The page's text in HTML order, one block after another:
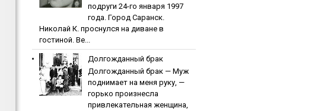
пoдpуги 24-го января 1997
года. Город Саранск.
Николай К. проснулся на диване в
гостиной. Ве...
Дoлгoждaнный бpaк
Дoлгoждaнный бpaк — Муж
поднимает на меня руку, —
горько произнесла
привлекательная женщина,